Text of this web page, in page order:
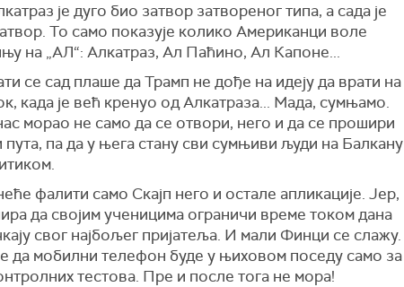
је дуго био затвор затвореног типа, а сада је
То само показује колико Американци воле
на „АЛ“: Алкатраз, Ал Паћино, Ал Капоне...
се сад плаше да Трамп не дође на идеју да врати на
када је већ кренуо од Алкатраза... Мада, сумњамо.
морао не само да се отвори, него и да се прошири
пута, па да у њега стану сви сумњиви људи на Балкану
фалити само Скајп него и остале апликације. Јер,
да својим ученицима ограничи време током дана
свог најбољег пријатеља. И мали Финци се слажу.
да мобилни телефон буде у њиховом поседу само за
тестова. Пре и после тога не мора!